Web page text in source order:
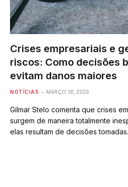
Crises empresariais e
riscos: Como decisões
evitam danos maiores
NOTÍCIAS MARÇO 18, 2026
Gilmar Stelo comenta que crises
surgem de maneira totalmente
elas resultam de decisões